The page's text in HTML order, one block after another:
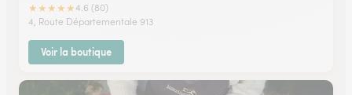
★★★★★4.6 (80)
4, Route Départementale 913
Voir la boutique